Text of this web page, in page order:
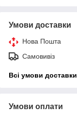
Умови доставки
Нова Пошта
Самовивіз
Всі умови доставки
Умови оплати